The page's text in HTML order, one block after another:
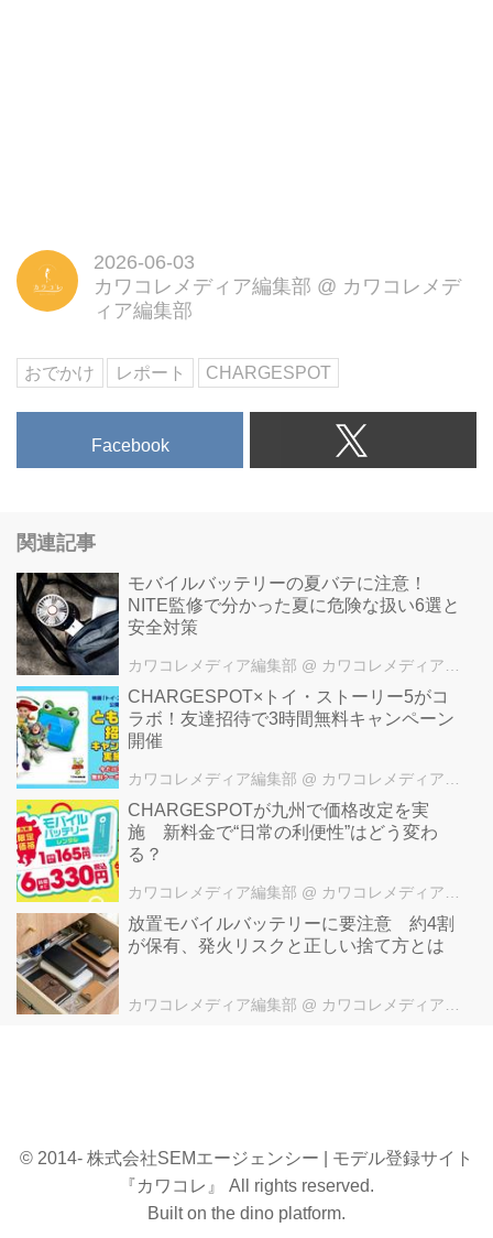
2026-06-03
カワコレメディア編集部 @ カワコレメデ
ィア編集部
おでかけ レポート CHARGESPOT
Facebook
関連記事
モバイルバッテリーの夏バテに注意！
NITE監修で分かった夏に危険な扱い6選と
安全対策
カワコレメディア編集部 @ カワコレメディア編集部
CHARGESPOT×トイ・ストーリー5がコ
ラボ！友達招待で3時間無料キャンペーン
開催
カワコレメディア編集部 @ カワコレメディア編集部
CHARGESPOTが九州で価格改定を実
施 新料金で“日常の利便性”はどう変わ
る？
カワコレメディア編集部 @ カワコレメディア編集部
放置モバイルバッテリーに要注意 約4割
が保有、発火リスクと正しい捨て方とは
カワコレメディア編集部 @ カワコレメディア編集部
© 2014- 株式会社SEMエージェンシー | モデル登録サイト
『カワコレ』 All rights reserved.
Built on the dino platform.